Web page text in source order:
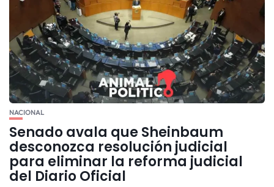
NACIONAL
Senado avala que Sheinbaum
desconozca resolución judicial
para eliminar la reforma judicial
del Diario Oficial